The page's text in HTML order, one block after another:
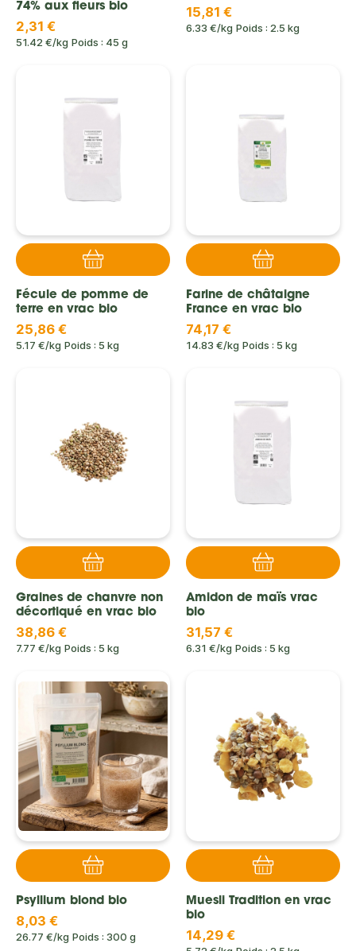
74% aux fleurs bio
2,31 €
51.42 €/kg Poids : 45 g
15,81 €
6.33 €/kg Poids : 2.5 kg
Fécule de pomme de
terre en vrac bio
25,86 €
5.17 €/kg Poids : 5 kg
Farine de châtaigne
France en vrac bio
74,17 €
14.83 €/kg Poids : 5 kg
Graines de chanvre non
décortiqué en vrac bio
38,86 €
7.77 €/kg Poids : 5 kg
Amidon de maïs vrac
bio
31,57 €
6.31 €/kg Poids : 5 kg
Psyllium blond bio
8,03 €
26.77 €/kg Poids : 300 g
Muesli Tradition en vrac
bio
14,29 €